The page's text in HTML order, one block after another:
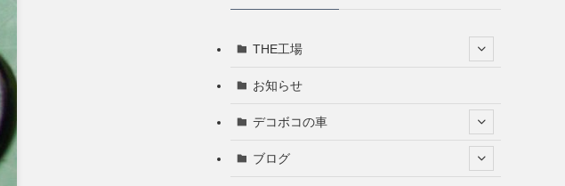
THE工場
お知らせ
デコボコの車
ブログ